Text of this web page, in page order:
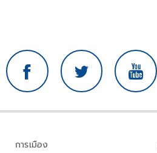
การเมือง